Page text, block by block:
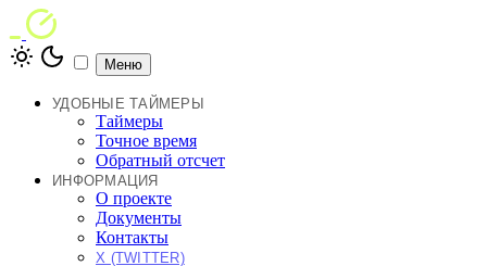
Меню
УДОБНЫЕ ТАЙМЕРЫ
Таймеры
Точное время
Обратный отсчет
ИНФОРМАЦИЯ
О проекте
Документы
Контакты
X (TWITTER)